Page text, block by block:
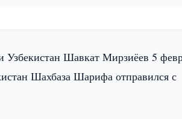
Узбекистан Шавкат Мирзиёев 5
Шахбаза Шарифа отправился с